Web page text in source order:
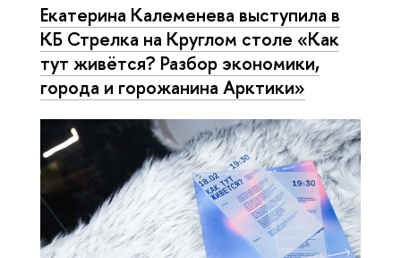
Екатерина Калеменева выступила в
КБ Стрелка на Круглом столе «Как
тут живётся? Разбор экономики,
города и горожанина Арктики»